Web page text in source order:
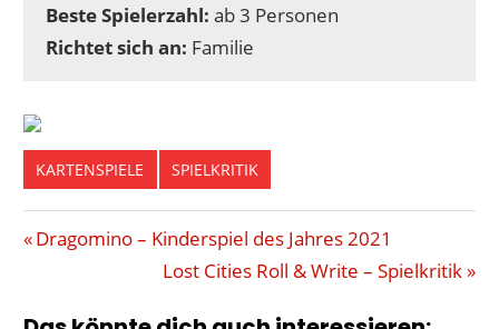
Beste Spielerzahl: ab 3 Personen
Richtet sich an: Familie
KARTENSPIELE SPIELKRITIK
RATESPIEL
Beitragsnavigation
Vorheriger
Dragomino – Kinderspiel des Jahres 2021
Nächster
Lost Cities Roll & Write – Spielkritik